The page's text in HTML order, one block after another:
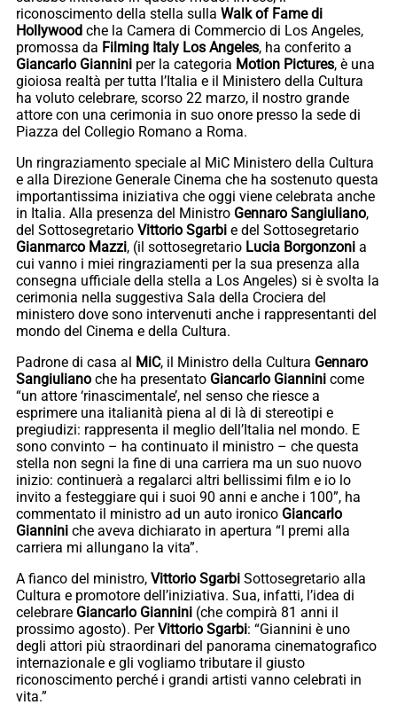
riconoscimento della stella sulla Walk of Fame di
Hollywood che la Camera di Commercio di Los Angeles,
promossa da Filming Italy Los Angeles, ha conferito a
Giancarlo Giannini per la categoria Motion Pictures, è una
gioiosa realtà per tutta l’Italia e il Ministero della Cultura
ha voluto celebrare, scorso 22 marzo, il nostro grande
attore con una cerimonia in suo onore presso la sede di
Piazza del Collegio Romano a Roma.
Un ringraziamento speciale al MiC Ministero della Cultura
e alla Direzione Generale Cinema che ha sostenuto questa
importantissima iniziativa che oggi viene celebrata anche
in Italia. Alla presenza del Ministro Gennaro Sangiuliano,
del Sottosegretario Vittorio Sgarbi e del Sottosegretario
Gianmarco Mazzi, (il sottosegretario Lucia Borgonzoni a
cui vanno i miei ringraziamenti per la sua presenza alla
consegna ufficiale della stella a Los Angeles) si è svolta la
cerimonia nella suggestiva Sala della Crociera del
ministero dove sono intervenuti anche i rappresentanti del
mondo del Cinema e della Cultura.
Padrone di casa al MiC, il Ministro della Cultura Gennaro
Sangiuliano che ha presentato Giancarlo Giannini come
“un attore ‘rinascimentale’, nel senso che riesce a
esprimere una italianità piena al di là di stereotipi e
pregiudizi: rappresenta il meglio dell’Italia nel mondo. E
sono convinto – ha continuato il ministro – che questa
stella non segni la fine di una carriera ma un suo nuovo
inizio: continuerà a regalarci altri bellissimi film e io lo
invito a festeggiare qui i suoi 90 anni e anche i 100”, ha
commentato il ministro ad un auto ironico Giancarlo
Giannini che aveva dichiarato in apertura “I premi alla
carriera mi allungano la vita”.
A fianco del ministro, Vittorio Sgarbi Sottosegretario alla
Cultura e promotore dell’iniziativa. Sua, infatti, l’idea di
celebrare Giancarlo Giannini (che compirà 81 anni il
prossimo agosto). PerVittorio Sgarbi: “Giannini è uno
degli attori più straordinari del panorama cinematografico
internazionale e gli vogliamo tributare il giusto
riconoscimento perché i grandi artisti vanno celebrati in
vita.”